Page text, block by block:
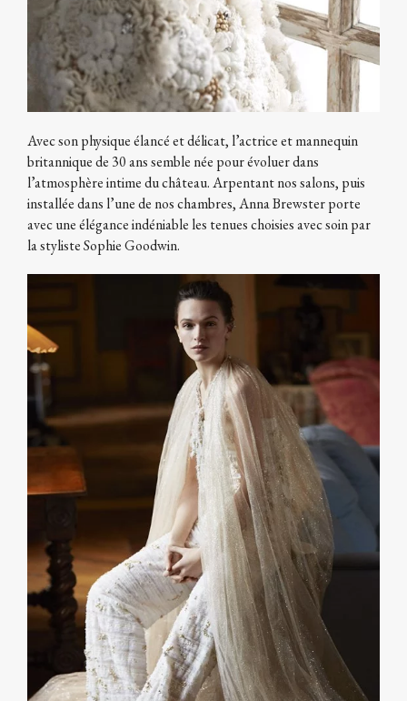
Avec son physique élancé et délicat, l’actrice et mannequin
britannique de 30 ans semble née pour évoluer dans
l’atmosphère intime du château. Arpentant nos salons, puis
installée dans l’une de nos chambres, Anna Brewster porte
avec une élégance indéniable les tenues choisies avec soin par
la styliste Sophie Goodwin.